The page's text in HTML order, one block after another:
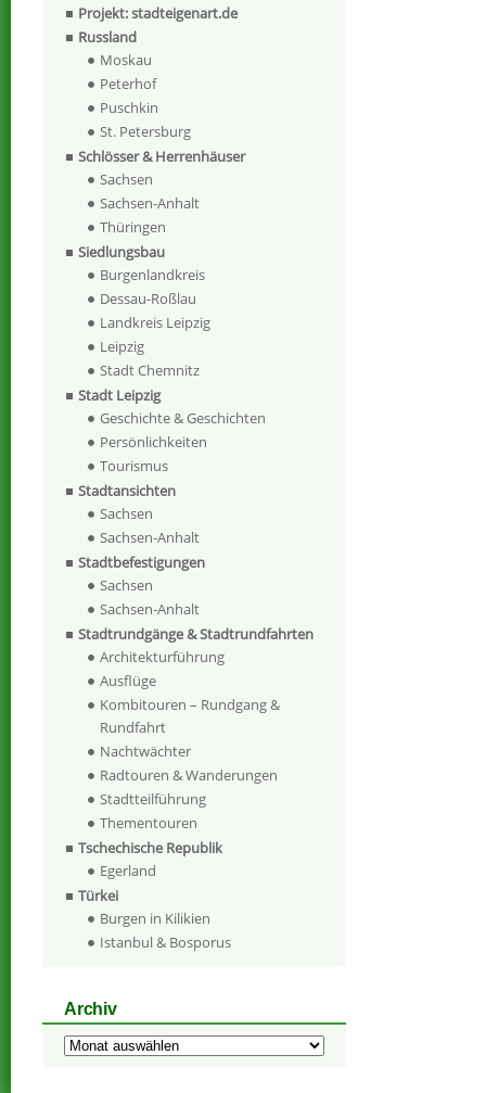
Projekt: stadteigenart.de
Russland
Moskau
Peterhof
Puschkin
St. Petersburg
Schlösser & Herrenhäuser
Sachsen
Sachsen-Anhalt
Thüringen
Siedlungsbau
Burgenlandkreis
Dessau-Roßlau
Landkreis Leipzig
Leipzig
Stadt Chemnitz
Stadt Leipzig
Geschichte & Geschichten
Persönlichkeiten
Tourismus
Stadtansichten
Sachsen
Sachsen-Anhalt
Stadtbefestigungen
Sachsen
Sachsen-Anhalt
Stadtrundgänge & Stadtrundfahrten
Architekturführung
Ausflüge
Kombitouren – Rundgang &
Rundfahrt
Nachtwächter
Radtouren & Wanderungen
Stadtteilführung
Thementouren
Tschechische Republik
Egerland
Türkei
Burgen in Kilikien
Istanbul & Bosporus
Archiv
Archiv